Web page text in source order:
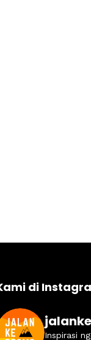
di
Inspirasi